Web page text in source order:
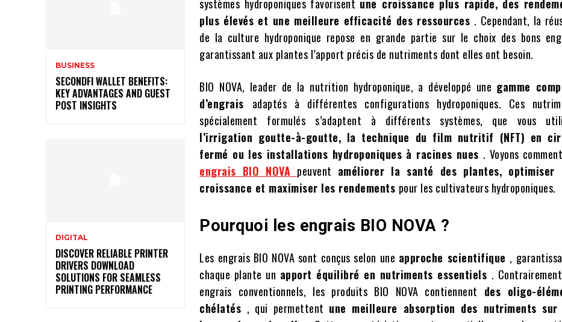
BUSINESS
SECONDFI WALLET BENEFITS:
KEY ADVANTAGES AND GUEST
POST INSIGHTS
DIGITAL
DISCOVER RELIABLE PRINTER
DRIVERS DOWNLOAD
SOLUTIONS FOR SEAMLESS
PRINTING PERFORMANCE
systèmes hydroponiques favorisent une croissance plus rapide, des
plus élevés et une meilleure efficacité des ressources . Cependant, la
de la culture hydroponique repose en grande partie sur le choix des bons
garantissant aux plantes l’apport précis de nutriments dont elles ont besoin.
BIO NOVA, leader de la nutrition hydroponique, a développé une gamme
d’engrais adaptés à différentes configurations hydroponiques. Ces
spécialement formulés s’adaptent à différents systèmes, que vous
l’irrigation goutte-à-goutte, la technique du film nutritif (NFT) en
fermé ou les installations hydroponiques à racines nues . Voyons comment
engrais BIO NOVA peuvent améliorer la santé des plantes, optimiser
croissance et maximiser les rendements pour les cultivateurs hydroponiques.
Pourquoi les engrais BIO NOVA ?
Les engrais BIO NOVA sont conçus selon une approche scientifique ,
chaque plante un apport équilibré en nutriments essentiels .
engrais conventionnels, les produits BIO NOVA contiennent des oligo-
chélatés , qui permettent une meilleure absorption des nutriments sur